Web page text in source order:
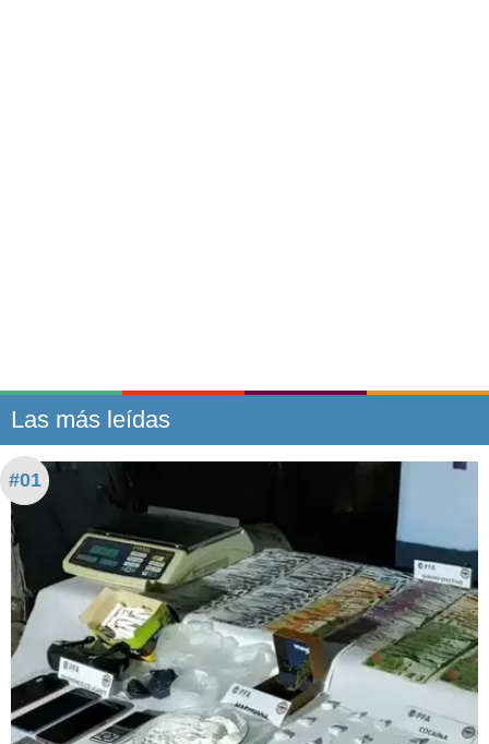
Las más leídas
#01